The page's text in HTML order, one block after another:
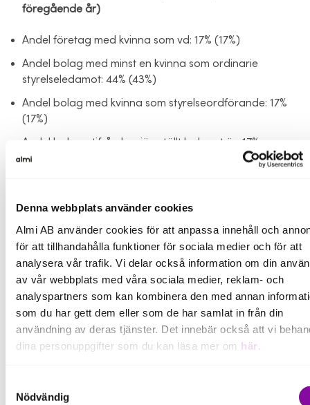
Denna webbplats använder cookies
Almi AB använder cookies för att anpassa innehåll och
för att tillhandahålla funktioner för sociala medier och för att
analysera vår trafik. Vi delar också information om din
av vår webbplats med våra sociala medier, reklam- och
analyspartners som kan kombinera den med annan
som du har gett dem eller som de har samlat in från din
användning av deras tjänster. Det innebär också att vi
dina personuppgifter som du kan läsa mer om här
delning av information enligt ovan, inte att ske, förutom för
Nödvändig
föregående år)
Andel företag med kvinna som vd: 17% (17%)
Andel bolag med minst en kvinna som ordinarie
styrelseledamot: 44% (43%)
Andel bolag med kvinna som styrelseordförande: 17%
(17%)
Andel bolag utifrån hur jämställt bolaget är: 17%
(16%)
Fakta om styrelsekartläggningen
Statistiken i Styrelsekartläggningen 2024 är
framtagen av Almi och visar statistik för hela Sverige,
län för län. Data har inhämtats från UC i december
månad 2023 och baseras på senast tillgängliga
nyckeltal från respektive företag. Statistiken avser
styrelsen och är redovisad på länsnivå.